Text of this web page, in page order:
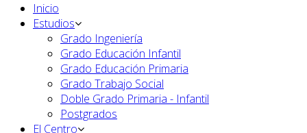
Inicio
Estudios
Grado Ingeniería
Grado Educación Infantil
Grado Educación Primaria
Grado Trabajo Social
Doble Grado Primaria - Infantil
Postgrados
El Centro